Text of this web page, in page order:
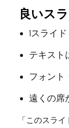
良いス
1スライ
テキスト
フォント
遠くの席
「このスラ